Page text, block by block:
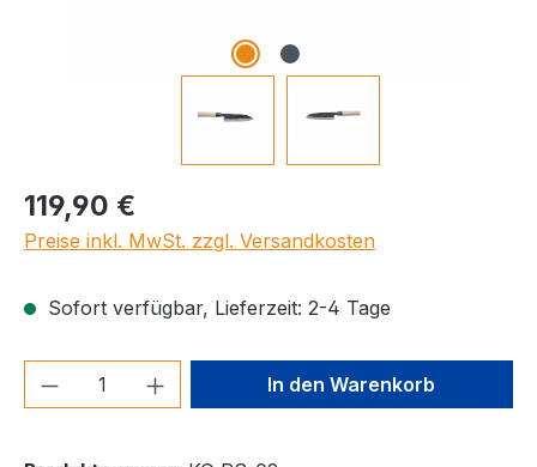
Regulärer Preis:
119,90 €
Preise inkl. MwSt. zzgl. Versandkosten
Sofort verfügbar, Lieferzeit: 2-4 Tage
Produkt Anzahl: Gib denIn den Warenkorb